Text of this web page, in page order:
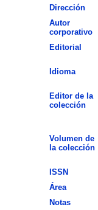
Dirección
Autor
corporativo
Editorial
Idioma
Editor de la
colección
Volumen de
la colección
ISSN
Área
Notas